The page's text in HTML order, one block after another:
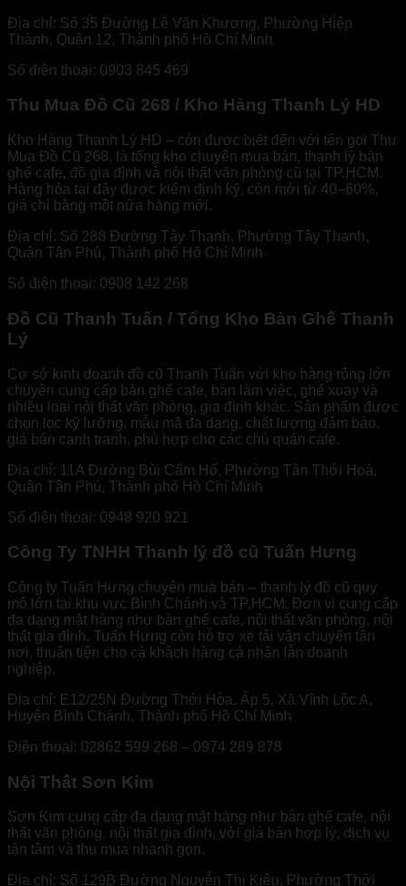
Địa chỉ: Số 35 Đường Lê Văn Khương, Phường Hiệp
Thành, Quận 12, Thành phố Hồ Chí Minh
Số điện thoại: 0903 845 469
Thu Mua Đồ Cũ 268 / Kho Hàng Thanh Lý HD
Kho Hàng Thanh Lý HD – còn được biết đến với tên gọi Thu
Mua Đồ Cũ 268, là tổng kho chuyên mua bán, thanh lý bàn
ghế cafe, đồ gia đình và nội thất văn phòng cũ tại TP.HCM.
Hàng hóa tại đây được kiểm định kỹ, còn mới từ 40–60%,
giá chỉ bằng một nửa hàng mới.
Địa chỉ: Số 288 Đường Tây Thạnh, Phường Tây Thạnh,
Quận Tân Phú, Thành phố Hồ Chí Minh
Số điện thoại: 0908 142 268
Đồ Cũ Thanh Tuấn / Tổng Kho Bàn Ghế Thanh
Lý
Cơ sở kinh doanh đồ cũ Thanh Tuấn với kho hàng rộng lớn
chuyên cung cấp bàn ghế cafe, bàn làm việc, ghế xoay và
nhiều loại nội thất văn phòng, gia đình khác. Sản phẩm được
chọn lọc kỹ lưỡng, mẫu mã đa dạng, chất lượng đảm bảo,
giá bán cạnh tranh, phù hợp cho các chủ quán cafe.
Địa chỉ: 11A Đường Bùi Cẩm Hổ, Phường Tân Thới Hoà,
Quận Tân Phú, Thành phố Hồ Chí Minh
Số điện thoại: 0948 920 921
Công Ty TNHH Thanh lý đồ cũ Tuấn Hưng
Công ty Tuấn Hưng chuyên mua bán – thanh lý đồ cũ quy
mô lớn tại khu vực Bình Chánh và TP.HCM. Đơn vị cung cấp
đa dạng mặt hàng như bàn ghế cafe, nội thất văn phòng, nội
thất gia đình. Tuấn Hưng còn hỗ trợ xe tải vận chuyển tận
nơi, thuận tiện cho cả khách hàng cá nhân lẫn doanh
nghiệp.
Địa chỉ: E12/25N Đường Thới Hòa, Ấp 5, Xã Vĩnh Lộc A,
Huyện Bình Chánh, Thành phố Hồ Chí Minh
Điện thoại: 02862 599 268 – 0974 289 878
Nội Thất Sơn Kim
Sơn Kim cung cấp đa dạng mặt hàng như bàn ghế cafe, nội
thất văn phòng, nội thất gia đình, với giá bán hợp lý, dịch vụ
tận tâm và thu mua nhanh gọn.
Địa chỉ: Số 129B Đường Nguyễn Thị Kiêu, Phường Thới